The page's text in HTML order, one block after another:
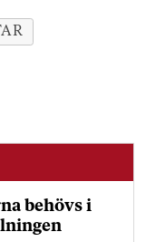
behövs i